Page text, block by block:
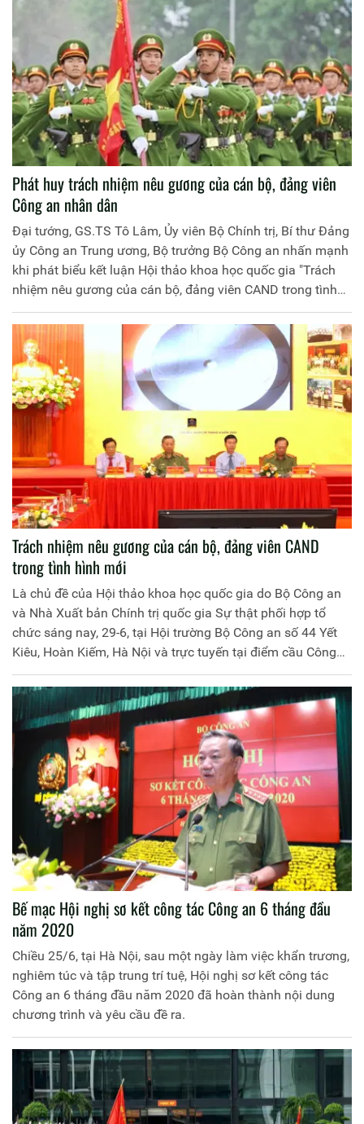
Lực lượng Công an nhân dân tiếp tục thấm nhuần và thực
hiện tư tưởng Hồ Chí Minh về xây dựng Đảng để xây dựng
lực lượng Công an nhân dân thực sự trong sạch, vững
mạnh, đáp ứng yêu cầu, nhiệm vụ trong tình hình hiện nay.
Phát huy trách nhiệm nêu gương của cán bộ, đảng viên
Công an nhân dân
Đại tướng, GS.TS Tô Lâm, Ủy viên Bộ Chính trị, Bí thư Đảng
ủy Công an Trung ương, Bộ trưởng Bộ Công an nhấn mạnh
khi phát biểu kết luận Hội thảo khoa học quốc gia "Trách
nhiệm nêu gương của cán bộ, đảng viên CAND trong tình
hình mới", được Bộ Công an và Nhà Xuất bản Chính trị
quốc gia Sự thật phối hợp tổ chức, sáng 29/6.
Trách nhiệm nêu gương của cán bộ, đảng viên CAND
trong tình hình mới
Là chủ đề của Hội thảo khoa học quốc gia do Bộ Công an
và Nhà Xuất bản Chính trị quốc gia Sự thật phối hợp tổ
chức sáng nay, 29-6, tại Hội trường Bộ Công an số 44 Yết
Kiêu, Hoàn Kiếm, Hà Nội và trực tuyến tại điểm cầu Công
an 63 tỉnh, thành phố trực thuộc Trung ương.
Bế mạc Hội nghị sơ kết công tác Công an 6 tháng đầu
năm 2020
Chiều 25/6, tại Hà Nội, sau một ngày làm việc khẩn trương,
nghiêm túc và tập trung trí tuệ, Hội nghị sơ kết công tác
Công an 6 tháng đầu năm 2020 đã hoàn thành nội dung
chương trình và yêu cầu đề ra.